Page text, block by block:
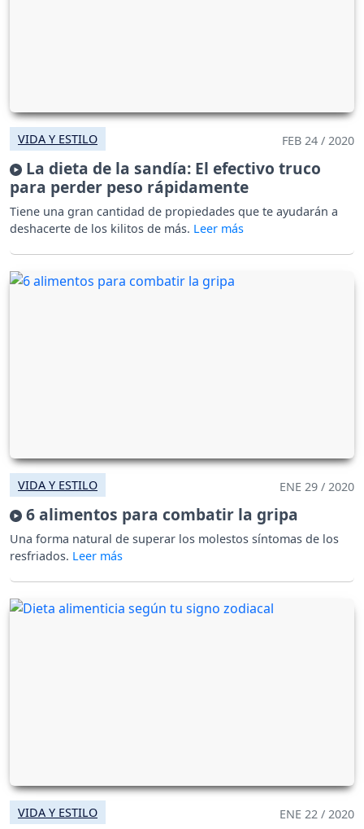
VIDA Y ESTILO FEB 24 / 2020
La dieta de la sandía: El efectivo truco
para perder peso rápidamente
Tiene una gran cantidad de propiedades que te ayudarán a
deshacerte de los kilitos de más.
VIDA Y ESTILO ENE 29 / 2020
6 alimentos para combatir la gripa
Una forma natural de superar los molestos síntomas de los
resfriados.
VIDA Y ESTILO ENE 22 / 2020